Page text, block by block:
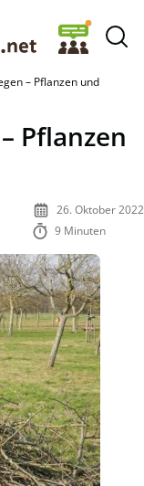
– Pflanzen und
Pflanzen
26. Oktober 2022
9 Minuten